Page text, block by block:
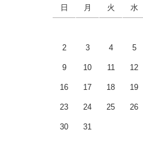
日 月 火 水
2 3 4 5
9 10 11 12
16 17 18 19
23 24 25 26
30 31